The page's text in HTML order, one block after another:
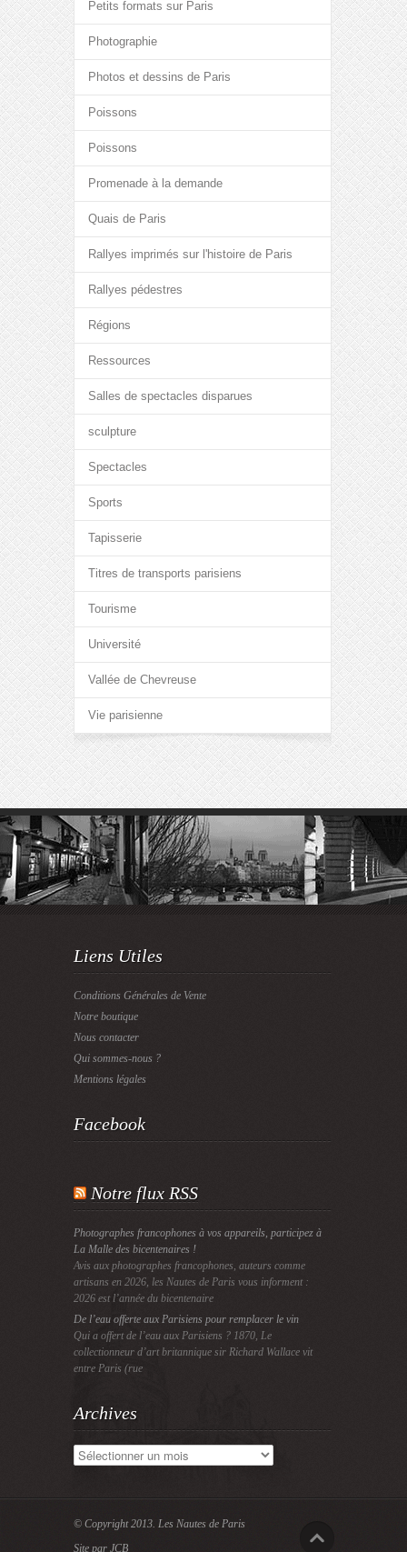
Petits formats sur Paris
Photographie
Photos et dessins de Paris
Poissons
Poissons
Promenade à la demande
Quais de Paris
Rallyes imprimés sur l'histoire de Paris
Rallyes pédestres
Régions
Ressources
Salles de spectacles disparues
sculpture
Spectacles
Sports
Tapisserie
Titres de transports parisiens
Tourisme
Université
Vallée de Chevreuse
Vie parisienne
Liens Utiles
Conditions Générales de Vente
Notre boutique
Nous contacter
Qui sommes-nous ?
Mentions légales
Facebook
Notre flux RSS
Photographes francophones à vos appareils, participez à
La Malle des bicentenaires !
Avis aux photographes francophones, auteurs comme
artisans en 2026, les Nautes de Paris vous informent :
2026 est l’année du bicentenaire
De l’eau offerte aux Parisiens pour remplacer le vin
Qui a offert de l’eau aux Parisiens ? 1870, Le
collectionneur d’art britannique sir Richard Wallace vit
entre Paris (rue
Archives
Archives
© Copyright 2013. Les Nautes de Paris
Site par JCB